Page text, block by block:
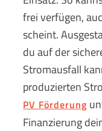
frei verfügen,
scheint.
du auf der
Stromausfall
produzierten
PV Förderung
Finanzierung